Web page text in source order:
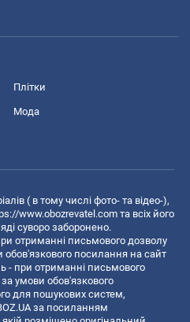
Плітки
Мода
( в тому числі фото- та відео-),
www.obozrevatel.com та всіх його
суворо заборонено.
отриманні письмового дозволу
обов'язкового посилання на сайт
- при отриманні письмового
умови обов'язкового
для пошукових систем,
за посиланням